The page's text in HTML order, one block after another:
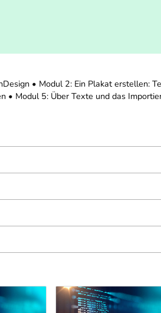
• Modul 2: Ein Plakat erstellen:
• Modul 5: Über Texte und das